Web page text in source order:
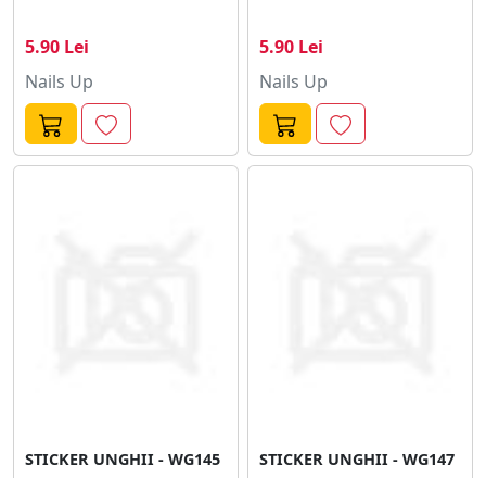
5.90 Lei
Nails Up
5.90 Lei
Nails Up
STICKER UNGHII - WG145 STICKER UNGHII - WG147